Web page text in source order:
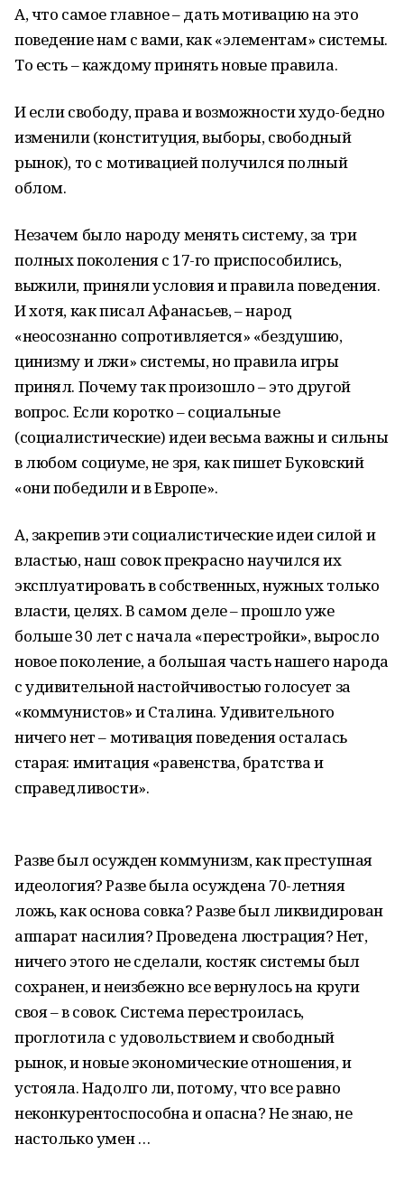
А, что самое главное – дать мотивацию на это
поведение нам с вами, как «элементам» системы.
То есть – каждому принять новые правила.
И если свободу, права и возможности худо-бедно
изменили (конституция, выборы, свободный
рынок), то с мотивацией получился полный
облом.
Незачем было народу менять систему, за три
полных поколения с 17-го приспособились,
выжили, приняли условия и правила поведения.
И хотя, как писал Афанасьев, – народ
«неосознанно сопротивляется» «бездушию,
цинизму и лжи» системы, но правила игры
принял. Почему так произошло – это другой
вопрос. Если коротко – социальные
(социалистические) идеи весьма важны и сильны
в любом социуме, не зря, как пишет Буковский
«они победили и в Европе».
А, закрепив эти социалистические идеи силой и
властью, наш совок прекрасно научился их
эксплуатировать в собственных, нужных только
власти, целях. В самом деле – прошло уже
больше 30 лет с начала «перестройки», выросло
новое поколение, а большая часть нашего народа
с удивительной настойчивостью голосует за
«коммунистов» и Сталина. Удивительного
ничего нет – мотивация поведения осталась
старая: имитация «равенства, братства и
справедливости».
Разве был осужден коммунизм, как преступная
идеология? Разве была осуждена 70-летняя
ложь, как основа совка? Разве был ликвидирован
аппарат насилия? Проведена люстрация? Нет,
ничего этого не сделали, костяк системы был
сохранен, и неизбежно все вернулось на круги
своя – в совок. Система перестроилась,
проглотила с удовольствием и свободный
рынок, и новые экономические отношения, и
устояла. Надолго ли, потому, что все равно
неконкурентоспособна и опасна? Не знаю, не
настолько умен …